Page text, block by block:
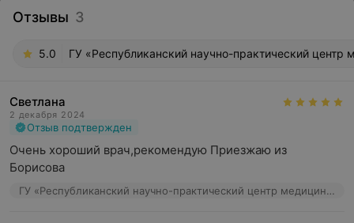
Отзывы 3
5.0 ГУ «Республиканский научно-практический
Светлана
2 декабря 2024
Отзыв подтвержден
Очень хороший врач,рекомендую Приезжаю из
Борисова
ГУ «Республиканский научно-практический центр медицинской экспертизы и реабилитаци», ул. Макаенка, 17